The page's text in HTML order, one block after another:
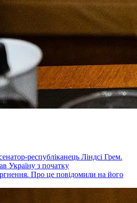
республіканець Ліндсі Грем.
Україну з початку
Про це повідомили на його